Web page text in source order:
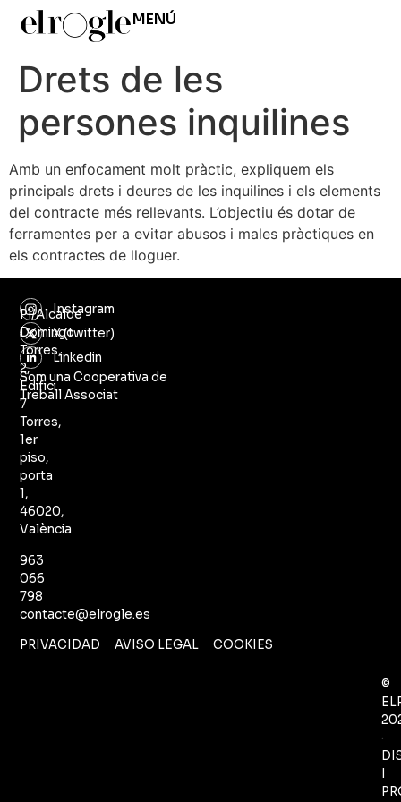
MENÚ
Drets de les
persones inquilines
Amb un enfocament molt pràctic, expliquem els
principals drets i deures de les inquilines i els elements
del contracte més rellevants. L’objectiu és dotar de
ferramentes per a evitar abusos i males pràctiques en
els contractes de lloguer.
Pl/Alcalde
Domingo
Torres,
2,
Edifici
7
Torres,
1er
piso,
porta
1,
46020,
València
963
066
798
contacte@elrogle.es
Instagram
X (twitter)
Linkedin
Som una Cooperativa de
Treball Associat
PRIVACIDAD AVISO LEGAL COOKIES
©
·